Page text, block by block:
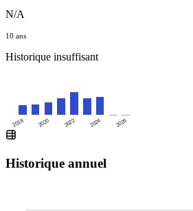
N/A
10 ans
Historique insuffisant
2018 2020 2022 2024 2026
Historique annuel